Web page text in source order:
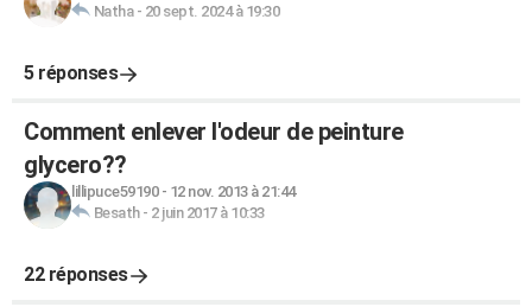
Natha- 20 sept. 2024 à 19:30
5 réponses
Comment enlever l'odeur de peinture
glycero??
lillipuce59190- 12 nov. 2013 à 21:44
Besath- 2 juin 2017 à 10:33
22 réponses